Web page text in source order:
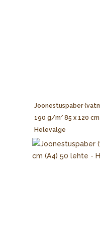
Joonestuspaber
190 g/m² 85 x 120
Helevalge